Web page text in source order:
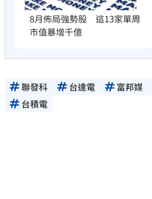
8月佈局強勢股　這13家單周
市值暴增千億
聯發科 台達電 富邦媒
台積電